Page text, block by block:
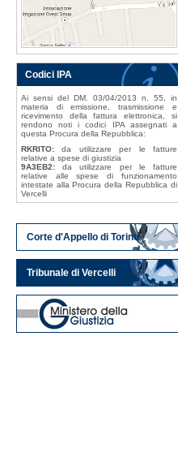
Codici IPA
Ai sensi del DM. 03/04/2013 n. 55, in
materia di emissione, trasmissione e
ricevimento della fattura elettronica, si
rendono noti i codici IPA assegnati a
questa Procura della Repubblica:
RKRITO:da utilizzare per le fatture
relative a spese di giustizia
9A3EB2:da utilizzare per le fatture
relative alle spese di funzionamento
intestate alla Procura della Repubblica di
Vercelli
Corte d'Appello di Torino
Tribunale di Vercelli